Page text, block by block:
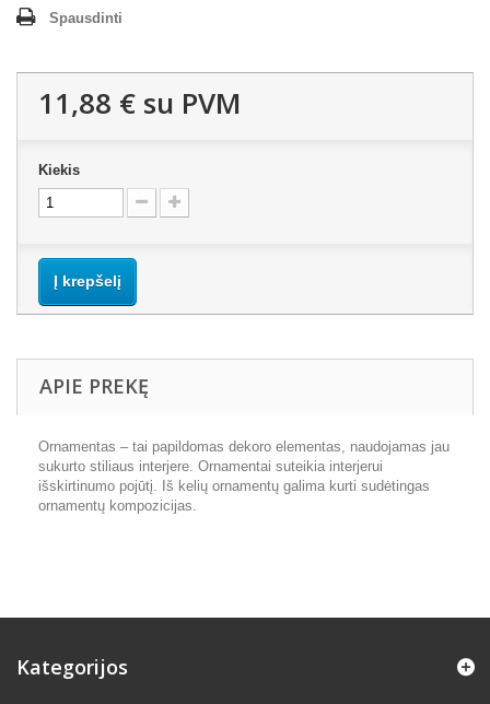
Spausdinti
11,88 € su PVM
Kiekis
Į krepšelį
APIE PREKĘ
Ornamentas – tai papildomas dekoro elementas, naudojamas jau
sukurto stiliaus interjere. Ornamentai suteikia interjerui
išskirtinumo pojūtį. Iš kelių ornamentų galima kurti sudėtingas
ornamentų kompozicijas.
Kategorijos